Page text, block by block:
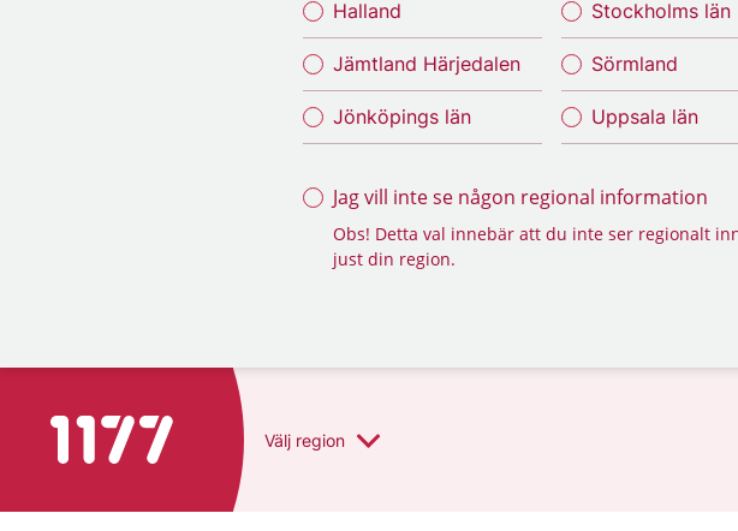
Halland
Jämtland Härjedalen
Jönköpings län
Stockholms län
Sörmland
Uppsala län
Jag vill inte se någon regional information
Obs! Detta val innebär att du inte ser regionalt
just din region.
Till startsidan för 1177 Välj region